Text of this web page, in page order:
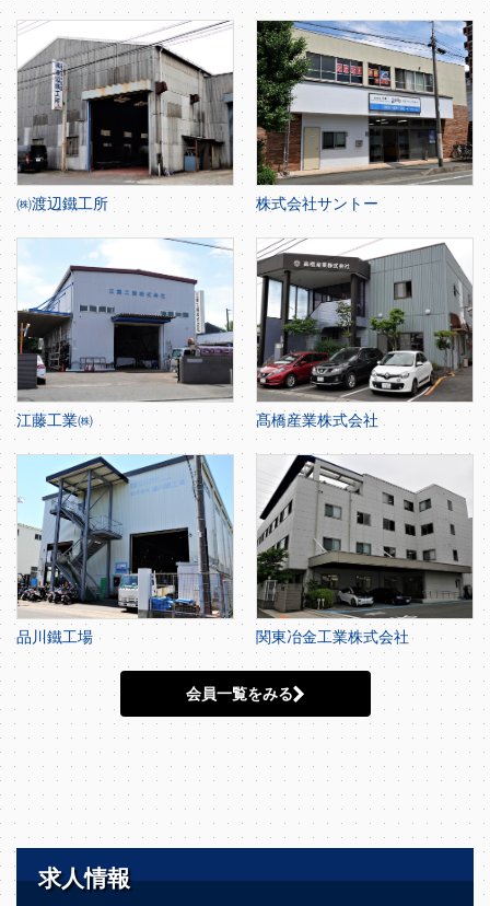
㈱渡辺鐵工所 株式会社サントー
江藤工業㈱ 髙橋産業株式会社
品川鐵工場 関東冶金工業株式会社
会員一覧をみる
求人情報